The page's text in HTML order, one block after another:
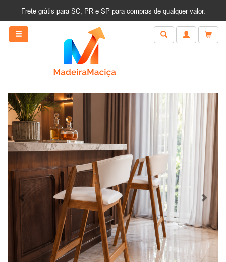
Frete grátis para SC, PR e SP para compras de qualquer valor.
Anterior Próximo